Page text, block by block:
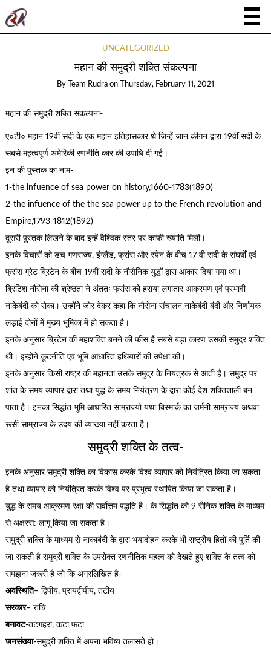
UNCATEGORIZED
महान की समुद्री शक्ति संकल्पना
By Team Rudra on Thursday, February 11, 2021
महान की समुद्री शक्ति संकल्पना-
ए०टी० महान 19वीं सदी के एक महान इतिहासकार थे जिन्हें जान कीगन द्वारा 19वीं सदी के
सबसे महत्वपूर्ण अमेरिकी रणनीति कार की उपाधि दी गई।
इन की पुस्तक का नाम-
1-the infuence of sea power on history,1660-1783(1890)
2-the infuence of the the sea power up to the French revolution and
Empire,1793-1812(1892)
दूसरी पुस्तक लिखने के बाद इन्हें वैश्विक स्तर पर काफी ख्याति मिली।
इनके विचारों को डच गणराज्य, इंग्लैंड, फ्रांस और स्पेन के बीच 17 वी सदी के संघर्षों एवं
फ्रांस ग्रेट ब्रिटेन के बीच 19वीं सदी के नौसैनिक युद्धों द्वारा आकार दिया गया था।
ब्रिटिश नौसेना की श्रेष्ठता ने अंततः फ्रांस को हराया लगातार आक्रमण एवं प्रभावी
नाकेबंदी को रोका। उन्होंने जोर देकर कहा कि नौसेना संचालन नाकेबंदी बंदी और निर्णायक
लड़ाई दोनों में मुख्य भूमिका में हो सकता है।
इनके अनुसार ब्रिटेन की महाशक्ति बनने की फीस है सबसे बड़ा कारण उसकी समुद्र शक्ति
थी। इन्होंने कूटनीति एवं भूमि आधारित हथियारों की उपेक्षा की।
इनके अनुसार किसी राष्ट्र की महानता उसके समुद्र के नियंत्रक से आती है। समुद्र पर
शांत के समय व्यापार द्वारा तथा युद्ध के समय नियंत्रण के द्वारा कोई देश शक्तिशाली बन
पाता है। इनका सिद्धांत भूमि आधारित साम्राज्यो यथा बिस्मार्क का जर्मनी साम्राज्य अथवा
रूसी साम्राज्य के उदय की व्याख्या नहीं करता है।
समुद्री शक्ति के तत्व-
इनके अनुसार समुद्री शक्ति का विकास करके विश्व व्यापार को नियंत्रित किया जा सकता
है तथा व्यापार को नियंत्रित करके विश्व पर प्रभुत्व स्थापित किया जा सकता है।
युद्ध के समय आक्रमण रक्षा की सर्वोत्तम पद्धति है। के सिद्धांत को 9 सैनिक शक्ति के माध्यम
से अक्षरस: लागू किया जा सकता है।
समुद्री शक्ति के माध्यम से नाकाबंदी के द्वारा भयादोहन करके भी राष्ट्रीय हितों की पूर्ति की
जा सकती है समुद्री शक्ति के उपरोक्त रणनीतिक महत्व को देखते हुए शक्ति के तत्व को
समझना जरूरी है जो कि अग्रलिखित है-
अवस्थिति– द्विपीय, प्रायद्वीपीय, तटीय
सरकार– रुचि
बनावट-तटगहरा, कटा फटा
जनसंख्या-समुद्री शक्ति में अपना भविष्य तलासते हो।